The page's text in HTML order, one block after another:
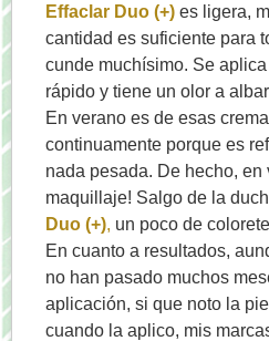
Effaclar Duo (+) es ligera,
cantidad es suficiente para
cunde muchísimo. Se
rápido y tiene un olor a
En verano es de esas
continuamente porque es
nada pesada. De hecho, en
maquillaje! Salgo de la
Duo (+), un poco de
En cuanto a resultados,
no han pasado muchos
aplicación, si que noto la
cuando la aplico, mis